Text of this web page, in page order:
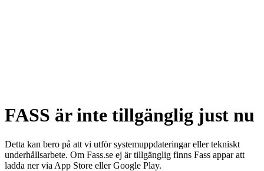
FASS är inte tillgänglig just nu
Detta kan bero på att vi utför systemuppdateringar eller tekniskt
underhållsarbete. Om Fass.se ej är tillgänglig finns Fass appar att
ladda ner via App Store eller Google Play.